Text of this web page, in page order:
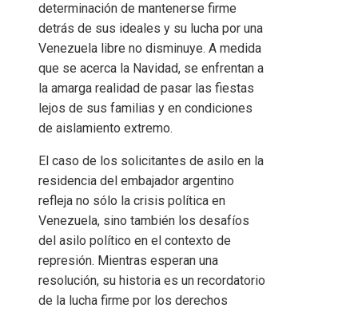
determinación de mantenerse firme
detrás de sus ideales y su lucha por una
Venezuela libre no disminuye. A medida
que se acerca la Navidad, se enfrentan a
la amarga realidad de pasar las fiestas
lejos de sus familias y en condiciones
de aislamiento extremo.
El caso de los solicitantes de asilo en la
residencia del embajador argentino
refleja no sólo la crisis política en
Venezuela, sino también los desafíos
del asilo político en el contexto de
represión. Mientras esperan una
resolución, su historia es un recordatorio
de la lucha firme por los derechos